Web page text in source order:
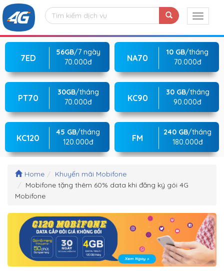
7ED
56GB/7 ngày
70.000đ
NA70
10 GB/tháng
70.000đ
PT70
30GB/tháng
70.000đ
KC90
30 GB/tháng
90.000đ
KC120
45 GB/tháng
120.000đ
FM
240 GB/tháng
180.000đ
Home
Khuyến mãi Mobifone
Mobifone tặng thêm 60% data khi đăng ký gói 4G
Mobifone